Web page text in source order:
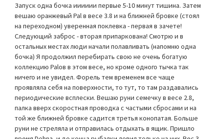
Запуск одна бочка ииииии первые 5-10 минут тишина. Затем
вешаю оранжевый Pal в весе 3.8 и на ближней бровке (стоял
на переходном) уверенная поклевка - первая в зачете!
Следующий заброс - вторая припаркована! Смотрю и в
остальных местах люди начали полавливать (напомню одна
бочка) Я продолжил перебирать свою не очень богатую
коллекцию Palов в этом весе, но кроме одного тычка так
ничего и не увидел. Форель тем временем все чаще
проявляла себя на поверхности, то тут, то там раздавались
периодические всплески. Вешаю руни семечку в весе 2.8,
палка вверх скоростная проводка с частыми сбросами и на
той же ближней бровке садится третья конопатая. Больше
руни не стреляла и отправилась отдыхать в ящик. Пришло